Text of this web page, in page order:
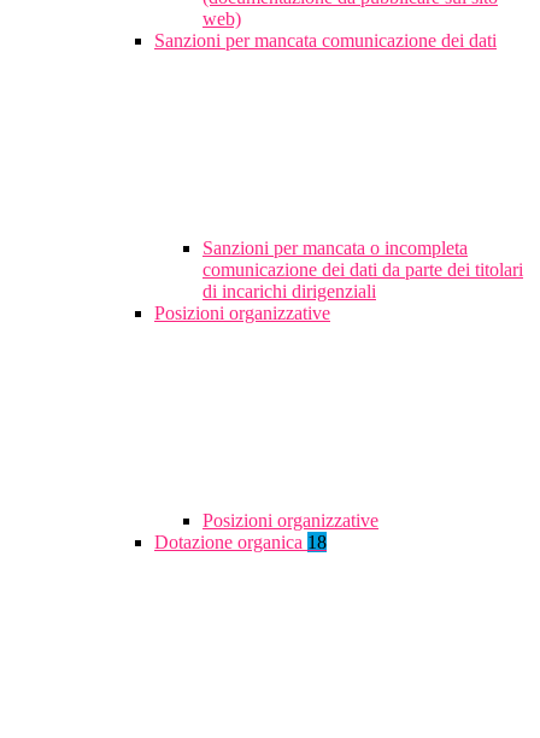
web)
Sanzioni per mancata comunicazione dei dati
Sanzioni per mancata o incompleta
comunicazione dei dati da parte dei titolari
di incarichi dirigenziali
Posizioni organizzative
Posizioni organizzative
Dotazione organica 18